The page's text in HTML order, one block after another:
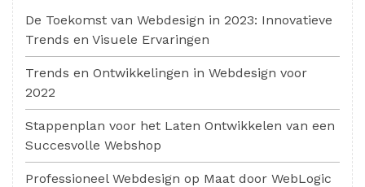
De Toekomst van Webdesign in 2023: Innovatieve
Trends en Visuele Ervaringen
Trends en Ontwikkelingen in Webdesign voor
2022
Stappenplan voor het Laten Ontwikkelen van een
Succesvolle Webshop
Professioneel Webdesign op Maat door WebLogic